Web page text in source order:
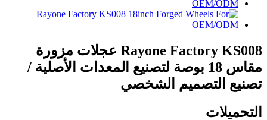
Rayone Factory KS008 عجلات مزورة
مقاس 18 بوصة لتصنيع المعدات الأصلية /
تصنيع التصميم الشخصي
التحميلات